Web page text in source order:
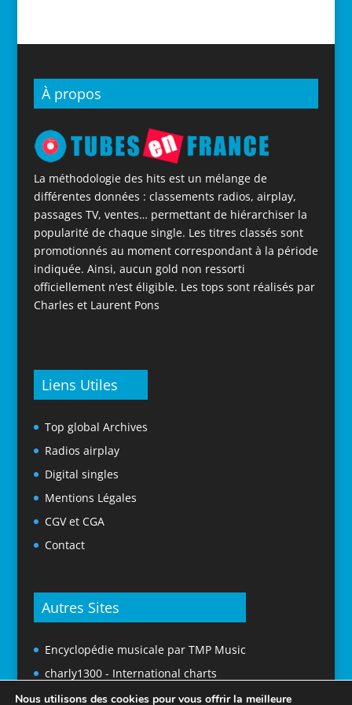
À propos
La méthodologie des hits est un mélange de
différentes données : classements radios, airplay,
passages TV, ventes… permettant de hiérarchiser la
popularité de chaque single. Les titres classés sont
promotionnés au moment correspondant à la période
indiquée. Ainsi, aucun gold non ressorti
officiellement n’est éligible. Les tops sont réalisés par
Charles et Laurent Pons
Liens Utiles
Top global Archives
Radios airplay
Digital singles
Mentions Légales
CGV et CGA
Contact
Autres Sites
Encyclopédie musicale par TMP Music
charly1300 - International charts
Nous utilisons des cookies pour vous offrir la meilleure